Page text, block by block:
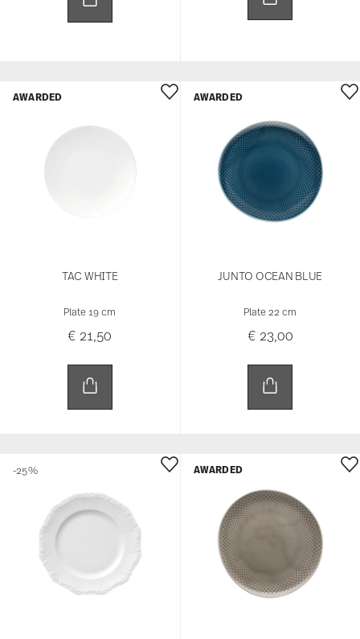
TAC WHITE
Plate 19 cm
€ 21,50
AWARDED
JUNTO OCEAN BLUE
Plate 22 cm
€ 23,00
AWARDED
-25% AWARDED